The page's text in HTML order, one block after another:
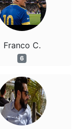
Franco C.
6